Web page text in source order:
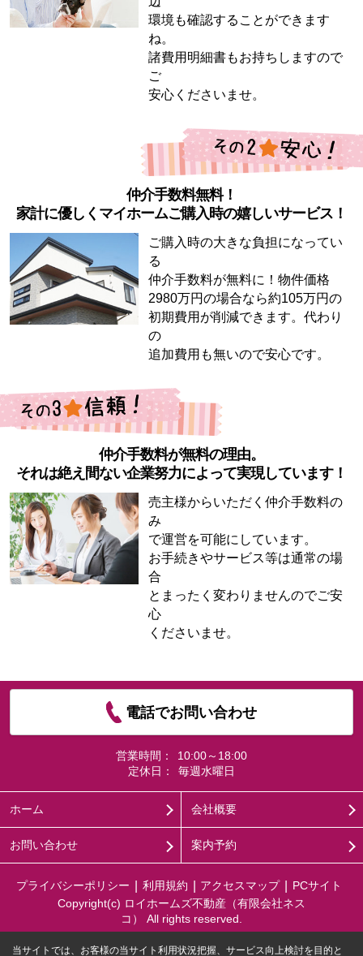
環境も確認することができます
ね。
諸費用明細書もお持ちしますので
ご
安心くださいませ。
仲介手数料無料！
家計に優しくマイホームご購入時の嬉しいサービス！
ご購入時の大きな負担になってい
る
仲介手数料が無料に！物件価格
2980万円の場合なら約105万円の
初期費用が削減できます。代わり
の
追加費用も無いので安心です。
仲介手数料が無料の理由。
それは絶え間ない企業努力によって実現しています！
売主様からいただく仲介手数料の
み
で運営を可能にしています。
お手続きやサービス等は通常の場
合
とまったく変わりませんのでご安
心
くださいませ。
電話でお問い合わせ
営業時間：
10:00～18:00
定休日：
毎週水曜日
ホーム 会社概要
お問い合わせ 案内予約
プライバシーポリシー 利用規約 アクセスマップ
PCサイト
Copyright(c) ロイホームズ不動産（有限会社ネス
コ） All rights reserved.
当サイトでは、お客様の当サイト利用状況把握、サービス向上検討を目的と